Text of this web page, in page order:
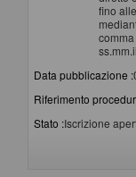
fino
Data pubblicazione :
Riferimento
Stato :Iscrizione